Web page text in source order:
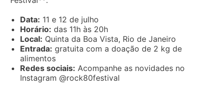
Data: 11 e 12 de julho
Horário: das 11h às 20h
Local: Quinta da Boa Vista, Rio de Janeiro
Entrada: gratuita com a doação de 2 kg de
alimentos
Redes sociais: Acompanhe as novidades no
Instagram @rock80festival